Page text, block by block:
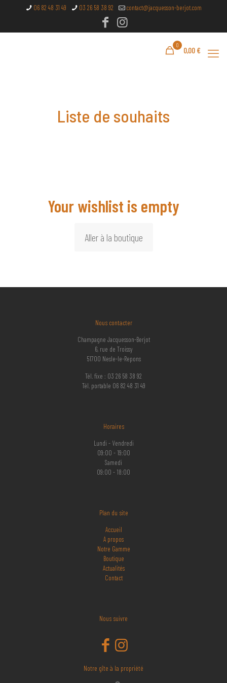
06 82 48 31 49 03 26 58 38 92 contact@jacquesson-berjot.com
0
0,00 €
Liste de souhaits
Your wishlist is empty
Aller à la boutique
Nous contacter
Champagne Jacquesson-Berjot
6, rue de Troissy
51700 Nesle-le-Repons
Tél. fixe : 03 26 58 38 92
Tél. portable 06 82 48 31 49
Horaires
Lundi - Vendredi
09:00 - 19:00
Samedi
09:00 - 18:00
Plan du site
Accueil
A propos
Notre Gamme
Boutique
Actualités
Contact
Nous suivre
Notre gîte à la propriété